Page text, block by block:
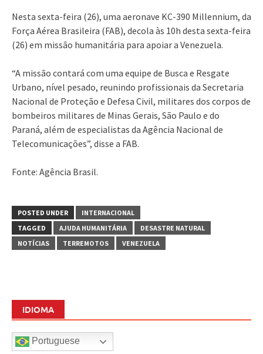
Nesta sexta-feira (26), uma aeronave KC-390 Millennium, da
Força Aérea Brasileira (FAB), decola às 10h desta sexta-feira
(26) em missão humanitária para apoiar a Venezuela.
“A missão contará com uma equipe de Busca e Resgate
Urbano, nível pesado, reunindo profissionais da Secretaria
Nacional de Proteção e Defesa Civil, militares dos corpos de
bombeiros militares de Minas Gerais, São Paulo e do
Paraná, além de especialistas da Agência Nacional de
Telecomunicações”, disse a FAB.
Fonte: Agência Brasil.
POSTED UNDER
INTERNACIONAL
TAGGED
AJUDA HUMANITÁRIA
DESASTRE NATURAL
NOTÍCIAS
TERREMOTOS VENEZUELA
IDIOMA
Portuguese